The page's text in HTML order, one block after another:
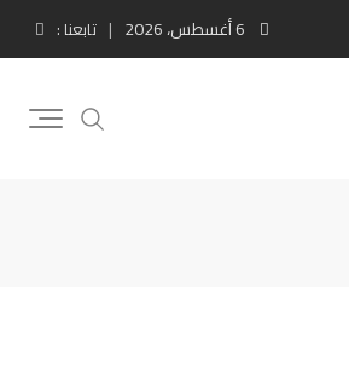
6 أغسطس، 2026 تابعنا :